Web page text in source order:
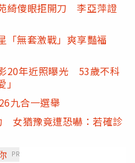
綺傻眼拒開刀 李亞萍證
「無套激戰」爽享豔福
20年近照曝光 53歲不科
九合一選舉
女猶豫竟遭恐嚇：若確診
PR